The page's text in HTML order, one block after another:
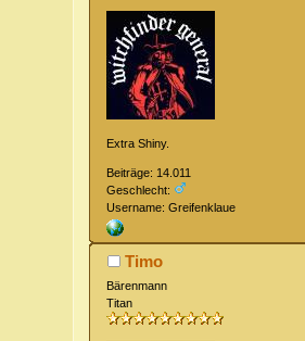
Extra Shiny.
Beiträge: 14.011
Geschlecht:
Username: Greifenklaue
Timo
Bärenmann
Titan